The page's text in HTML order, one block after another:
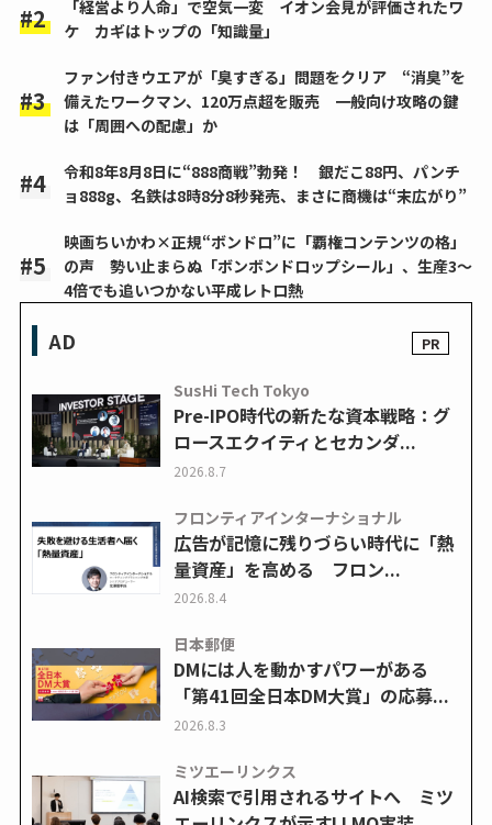
「経営より人命」で空気一変 イオン会見が評価されたワ
ケ カギはトップの「知識量」
ファン付きウエアが「臭すぎる」問題をクリア “消臭”を
備えたワークマン、120万点超を販売 一般向け攻略の鍵
は「周囲への配慮」か
令和8年8月8日に“888商戦”勃発！ 銀だこ88円、パンチ
ョ888g、名鉄は8時8分8秒発売、まさに商機は“末広がり”
映画ちいかわ×正規“ボンドロ”に「覇権コンテンツの格」
の声 勢い止まらぬ「ボンボンドロップシール」、生産3～
4倍でも追いつかない平成レトロ熱
AD
SusHi Tech Tokyo
Pre-IPO時代の新たな資本戦略：グ
ロースエクイティとセカンダ...
2026.8.7
フロンティアインターナショナル
広告が記憶に残りづらい時代に「熱
量資産」を高める フロン...
2026.8.4
日本郵便
DMには人を動かすパワーがある
「第41回全日本DM大賞」の応募...
2026.8.3
ミツエーリンクス
AI検索で引用されるサイトへ ミツ